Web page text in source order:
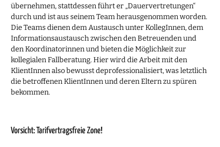
übernehmen, stattdessen führt er „Dauervertretungen“
durch und ist aus seinem Team herausgenommen worden.
Die Teams dienen dem Austausch unter KollegInnen, dem
Informationsaustausch zwischen den Betreuenden und
den Koordinatorinnen und bieten die Möglichkeit zur
kollegialen Fallberatung. Hier wird die Arbeit mit den
KlientInnen also bewusst deprofessionalisiert, was letztlich
die betroffenen KlientInnen und deren Eltern zu spüren
bekommen.
Vorsicht: Tarifvertragsfreie Zone!